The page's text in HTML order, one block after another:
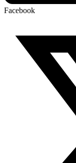
Facebook